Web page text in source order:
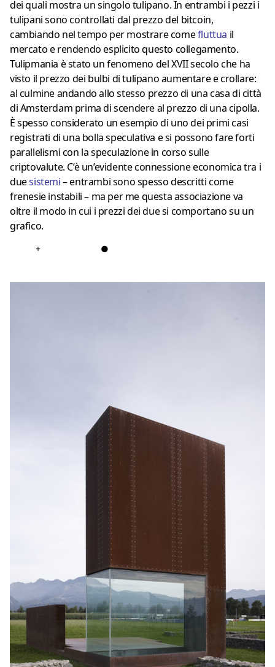
dei quali mostra un singolo tulipano. In entrambi i pezzi i
tulipani sono controllati dal prezzo del bitcoin,
cambiando nel tempo per mostrare comefluttua il
mercato e rendendo esplicito questo collegamento.
Tulipmania è stato un fenomeno del XVII secolo che ha
visto il prezzo dei bulbi di tulipano aumentare e crollare:
al culmine andando allo stesso prezzo di una casa di città
di Amsterdam prima di scendere al prezzo di una cipolla.
È spesso considerato un esempio di uno dei primi casi
registrati di una bolla speculativa e si possono fare forti
parallelismi con la speculazione in corso sulle
criptovalute. C’è un’evidente connessione economica tra i
duesistemi– entrambi sono spesso descritti come
frenesie instabili – ma per me questa associazione va
oltre il modo in cui i prezzi dei due si comportano su un
grafico.
+ ●